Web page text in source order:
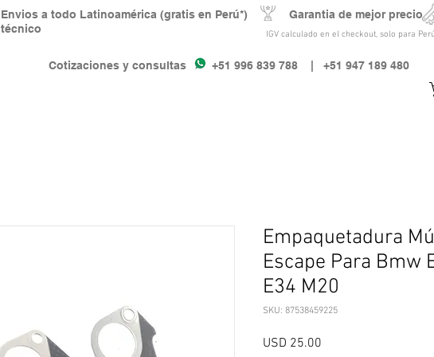
IGV calculado en el checkout, solo para
Cotizaciones y consultas +51 996 839 788 | +51 947 189 480
Envios a todo Latinoamérica (gratis en Perú*) Garantia de mejor
técnico
Empaquetadura
Escape Para Bmw
E34 M20
SKU: 87538459225
USD 25.00